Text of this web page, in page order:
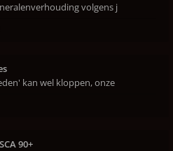
volgens j
kan wel kloppen, onze
90+